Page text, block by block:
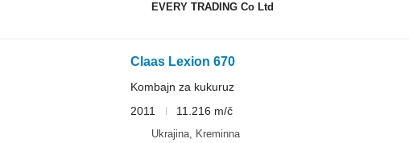
EVERY TRADING Co Ltd
Claas Lexion 670
Kombajn za kukuruz
2011
11.216 m/č
Ukrajina, Kreminna